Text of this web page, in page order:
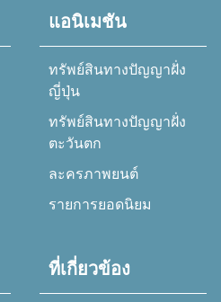
แอนิเมชัน
ทรัพย์สินทางปัญญาฝั่ง
ญี่ปุ่น
ทรัพย์สินทางปัญญาฝั่ง
ตะวันตก
ละครภาพยนต์
รายการยอดนิยม
ที่เกี่ยวข้อง